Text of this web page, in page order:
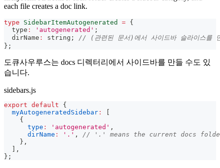
each file creates a doc link.
type SidebarItemAutogenerated = {
  type
: 'autogenerated' ;
  dirName
: string ;
// (관련된 문서)에서 사이드바 슬라이스를
} ;
도큐사우루스는 docs 디렉터리에서 사이드바를 만들 수도 있
습니다.
sidebars.js
export default
{
myAutogeneratedSidebar :
{
type : 'autogenerated' ,
dirName : '.' ,
// '.' means the current docs
} ,
,
} ;